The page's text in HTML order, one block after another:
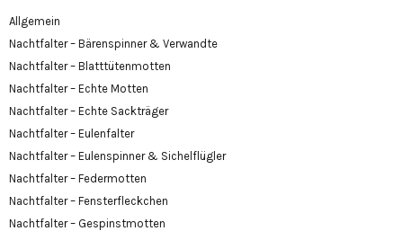
Allgemein
Nachtfalter – Bärenspinner & Verwandte
Nachtfalter – Blatttütenmotten
Nachtfalter – Echte Motten
Nachtfalter – Echte Sackträger
Nachtfalter – Eulenfalter
Nachtfalter – Eulenspinner & Sichelflügler
Nachtfalter – Federmotten
Nachtfalter – Fensterfleckchen
Nachtfalter – Gespinstmotten